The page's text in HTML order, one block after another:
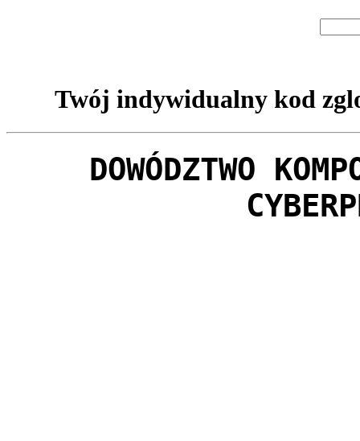
Twój indywidualny kod
DOWÓDZTWO